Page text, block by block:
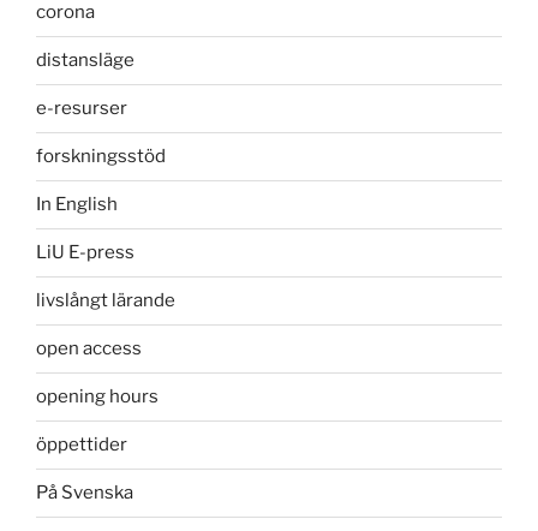
corona
distansläge
e-resurser
forskningsstöd
In English
LiU E-press
livslångt lärande
open access
opening hours
öppettider
På Svenska